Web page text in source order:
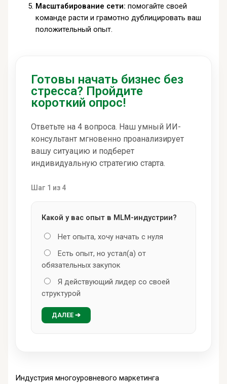
Масштабирование сети: помогайте своей
команде расти и грамотно дублицировать ваш
положительный опыт.
Готовы начать бизнес без
стресса? Пройдите
короткий опрос!
Ответьте на 4 вопроса. Наш умный ИИ-
консультант мгновенно проанализирует
вашу ситуацию и подберет
индивидуальную стратегию старта.
Шаг 1 из 4
Какой у вас опыт в MLM-индустрии?
Нет опыта, хочу начать с нуля
Есть опыт, но устал(а) от
обязательных закупок
Я действующий лидер со своей
структурой
ДАЛЕЕ ➔
Индустрия многоуровневого маркетинга